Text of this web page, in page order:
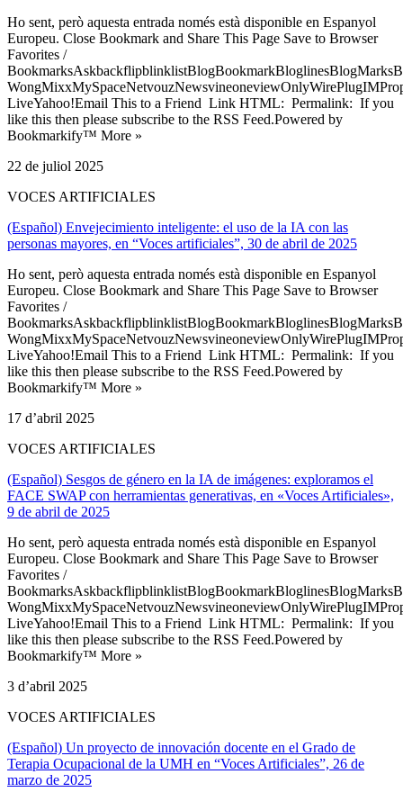
Ho sent, però aquesta entrada només està disponible en Espanyol
Europeu. Close Bookmark and Share This Page Save to Browser
Favorites /
LiveYahoo!Email This to a Friend Link HTML: Permalink: If you
like this then please subscribe to the RSS Feed.Powered by
Bookmarkify™ More »
22 de juliol 2025
VOCES ARTIFICIALES
(Español) Envejecimiento inteligente: el uso de la IA con las
personas mayores, en “Voces artificiales”, 30 de abril de 2025
Ho sent, però aquesta entrada només està disponible en Espanyol
Europeu. Close Bookmark and Share This Page Save to Browser
Favorites /
LiveYahoo!Email This to a Friend Link HTML: Permalink: If you
like this then please subscribe to the RSS Feed.Powered by
Bookmarkify™ More »
17 d’abril 2025
VOCES ARTIFICIALES
(Español) Sesgos de género en la IA de imágenes: exploramos el
FACE SWAP con herramientas generativas, en «Voces Artificiales»,
9 de abril de 2025
Ho sent, però aquesta entrada només està disponible en Espanyol
Europeu. Close Bookmark and Share This Page Save to Browser
Favorites /
LiveYahoo!Email This to a Friend Link HTML: Permalink: If you
like this then please subscribe to the RSS Feed.Powered by
Bookmarkify™ More »
3 d’abril 2025
VOCES ARTIFICIALES
(Español) Un proyecto de innovación docente en el Grado de
Terapia Ocupacional de la UMH en “Voces Artificiales”, 26 de
marzo de 2025